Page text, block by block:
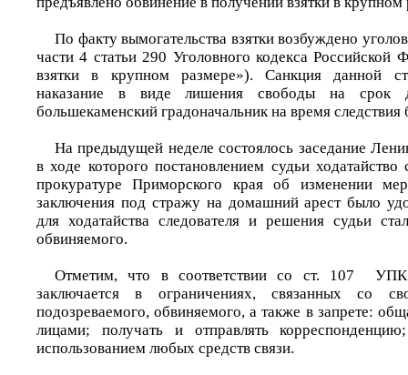
По факту вымогательства взятки возбуждено
части 4 статьи 290 Уголовного кодекса Российской
взятки в крупном размере»). Санкция данной
наказание в виде лишения свободы на
большекаменский градоначальник на время
На предыдущей неделе состоялось заседание
в ходе которого постановлением судьи
прокуратуре Приморского края об изменении
заключения под стражу на домашний арест было
для ходатайства следователя и решения судьи
обвиняемого.
Отметим, что в соответствии со ст. 107
заключается в ограничениях, связанных со
подозреваемого, обвиняемого, а также в запрете:
лицами; получать и отправлять
использованием любых средств связи.